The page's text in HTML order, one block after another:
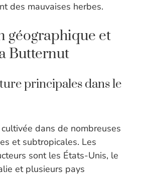
des mauvaises herbes.
géographique et
Butternut
principales dans le
dans de nombreuses
et subtropicales. Les
sont les États-Unis, le
et plusieurs pays